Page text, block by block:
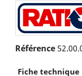
Référence
Fiche technique